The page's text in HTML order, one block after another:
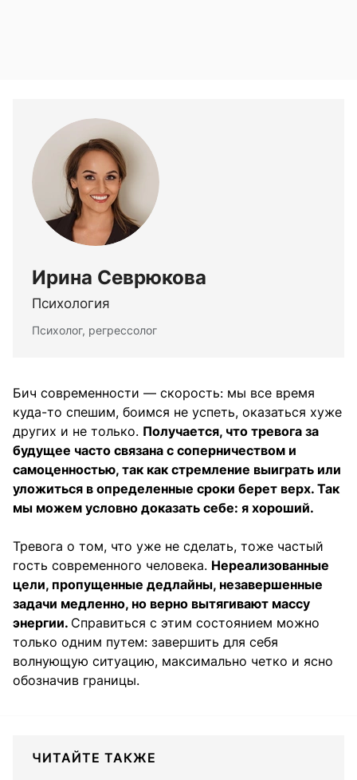
Ирина Севрюкова
Психология
Психолог, регрессолог
Бич современности — скорость: мы все время
куда-то спешим, боимся не успеть, оказаться хуже
других и не только. Получается, что тревога за
будущее часто связана с соперничеством и
самоценностью, так как стремление выиграть или
уложиться в определенные сроки берет верх. Так
мы можем условно доказать себе: я хороший.
Тревога о том, что уже не сделать, тоже частый
гость современного человека. Нереализованные
цели, пропущенные дедлайны, незавершенные
задачи медленно, но верно вытягивают массу
энергии. Справиться с этим состоянием можно
только одним путем: завершить для себя
волнующую ситуацию, максимально четко и ясно
обозначив границы.
ЧИТАЙТЕ ТАКЖЕ